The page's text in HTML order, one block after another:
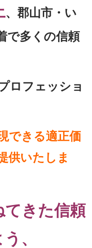
、郡山市・い
で多くの信頼
ロフェッショ
できる適正価
供いたしま
てきた信頼
、